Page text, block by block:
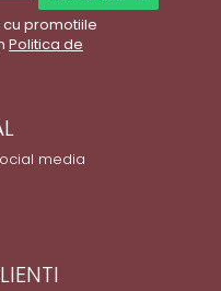
promotiile
Politica de
media